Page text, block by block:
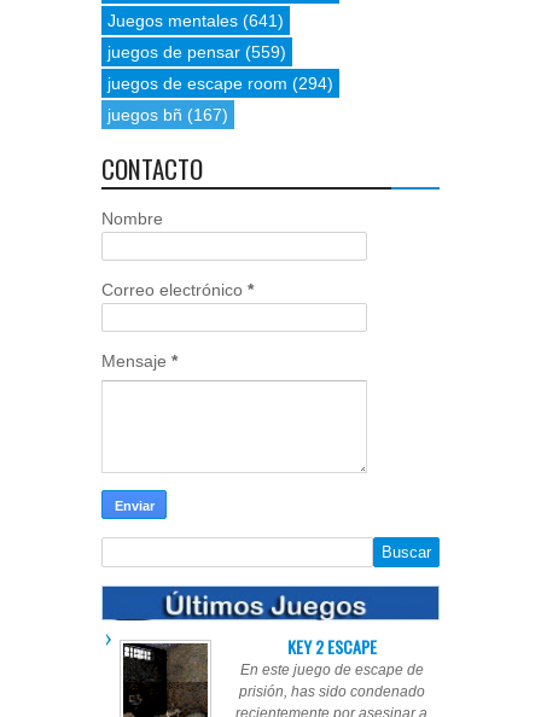
Juegos mentales (641)
juegos de pensar (559)
juegos de escape room (294)
juegos bñ (167)
CONTACTO
Nombre
Correo electrónico *
Mensaje *
KEY 2 ESCAPE
En este juego de escape de
prisión, has sido condenado
recientemente por asesinar a